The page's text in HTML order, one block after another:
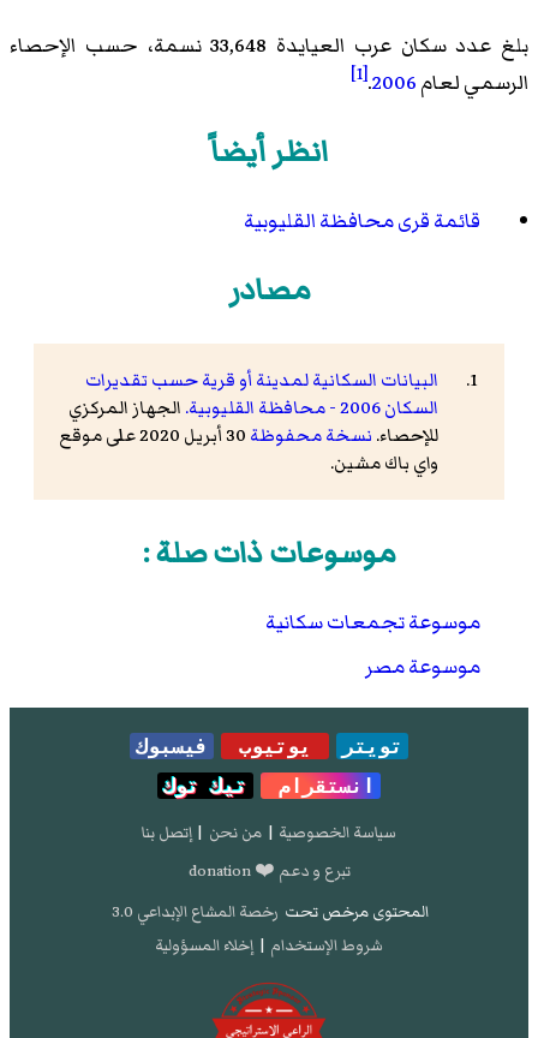
بلغ عدد سكان عرب العيايدة 33,648 نسمة، حسب الإحصاء
الرسمي لعام2006
.
[1]
انظر أيضاً
قائمة قرى محافظة القليوبية
مصادر
البيانات السكانية لمدينة أو قرية حسب تقديرات
السكان 2006 - محافظة القليوبية.
الجهاز المركزي
للإحصاء. نسخة محفوظة
30 أبريل 2020 على موقع
واي باك مشين.
موسوعات ذات صلة :
موسوعة تجمعات سكانية
موسوعة مصر
تويتر يوتيوب
فيسبوك
انستقرام
تيك توك
سياسة الخصوصية | من نحن | إتصل بنا
تبرع و دعم ❤️ donation
المحتوى مرخص تحت رخصة المشاع الإبداعي 3.0
شروط الإستخدام | إخلاء المسؤولية